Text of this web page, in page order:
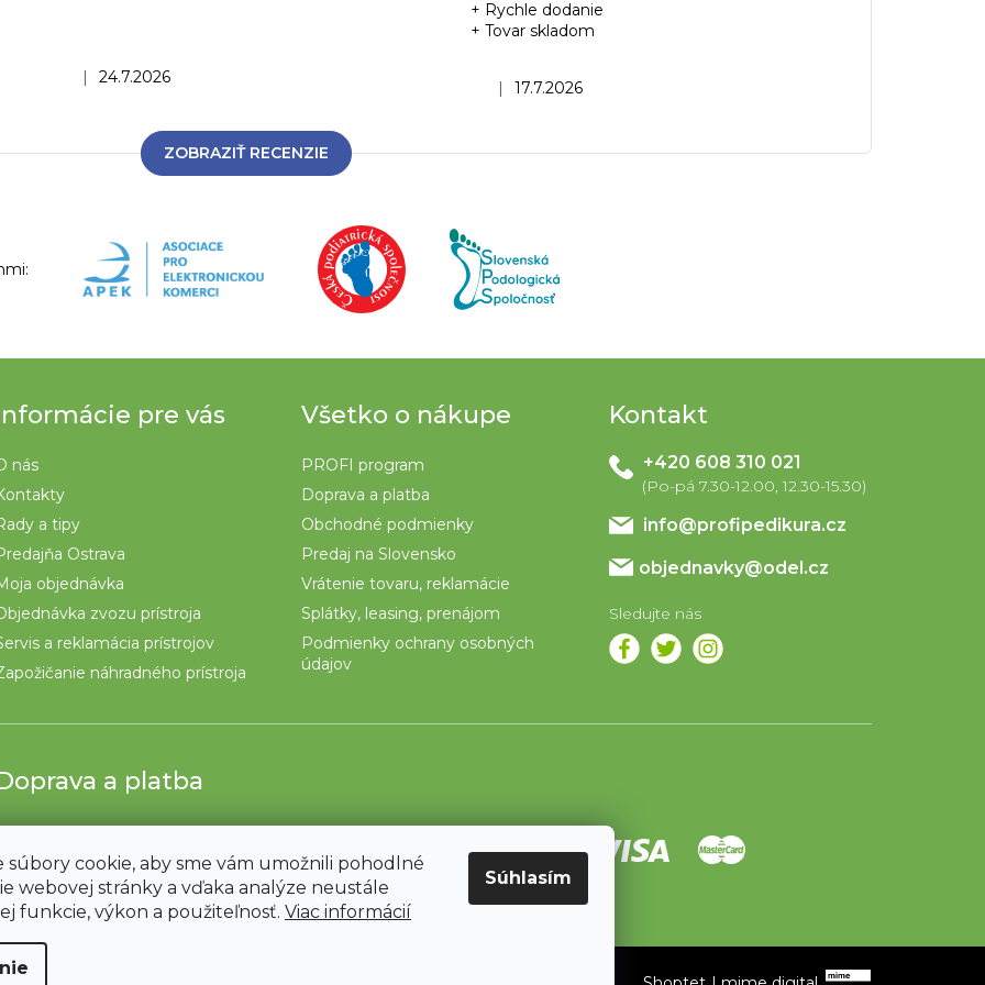
súbory cookie, aby sme vám umožnili pohodlné
webovej stránky a vďaka analýze neustále
funkcie, výkon a použiteľnosť. Viac informácií
Súhlasím
Hodnotenie obchodu je 5 z 5 hviezdičiek.
| 24.7.2026 Hodnotenie obchodu je 5 z 5 hviezdičiek.
| 17.7.2026
+ Rychle dodanie
+ Tovar skladom
ZOBRAZIŤ RECENZIE
pre vás
nás
a tipy
Ostrava
objednávka
zvozu prístroja
a reklamácia prístrojov
náhradného prístroja
Všetko o nákupe
PROFI program
Doprava a platba
Obchodné podmienky
Predaj na Slovensko
Vrátenie tovaru, reklamácie
Splátky, leasing, prenájom
Podmienky ochrany osobných
údajov
Kontakt
info@profipedikura.cz
+420 608 310 021
objednavky@odel.cz
a platba